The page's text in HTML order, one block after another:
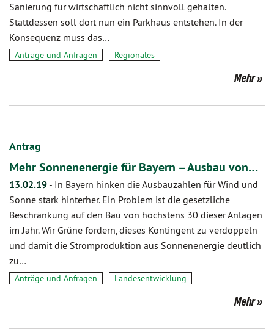
Sanierung für wirtschaftlich nicht sinnvoll gehalten.
Stattdessen soll dort nun ein Parkhaus entstehen. In der
Konsequenz muss das…
Anträge und Anfragen Regionales
Mehr
Antrag
Mehr Sonnenenergie für Bayern – Ausbau von…
13.02.19 - In Bayern hinken die Ausbauzahlen für Wind und
Sonne stark hinterher. Ein Problem ist die gesetzliche
Beschränkung auf den Bau von höchstens 30 dieser Anlagen
im Jahr. Wir Grüne fordern, dieses Kontingent zu verdoppeln
und damit die Stromproduktion aus Sonnenenergie deutlich
zu…
Anträge und Anfragen Landesentwicklung
Mehr